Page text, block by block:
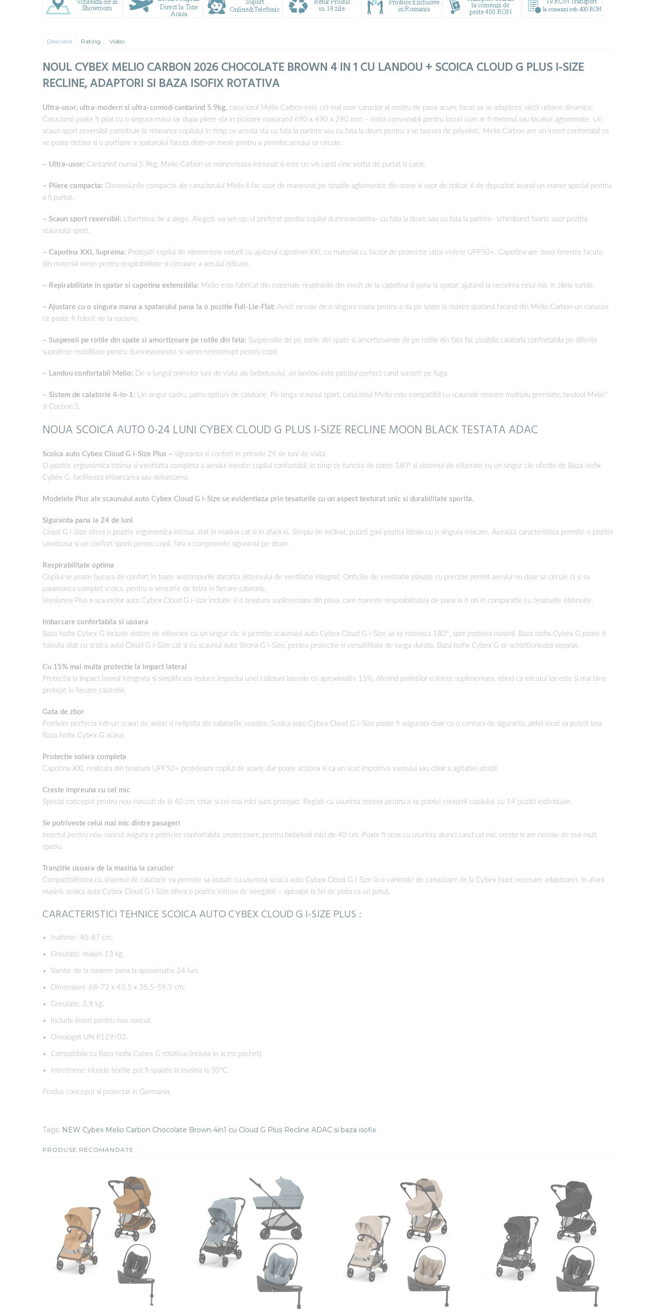
Descriere Rating Video
NOUL CYBEX MELIO CARBON 2026 CHOCOLATE BROWN 4 IN 1 CU LANDOU + SCOICA CLOUD G PLUS I-SIZE
RECLINE, ADAPTORI SI BAZA ISOFIX ROTATIVA
Ultra-usor, ultra-modern si ultra-comod-cantarind 5.9kg, caruciorul Melio Carbon este cel mai usor carucior al nostru de pana acum, facut sa se adapteze vietii urbane dinamice.
Caruciorul poate fi pliat cu o singura mana iar dupa pliere sta in picioare masurand 690 x 490 x 290 mm – extra convenabil pentru locuri cum ar fi metroul sau localuri aglomerate. Un
scaun sport reversibil contribuie la relaxarea copilului in timp ce acesta sta cu fata la parinte sau cu fata la drum pentru a se bucura de privelisti. Melio Carbon are un insert confortabil ce
se poate detasa si o portiune a spatarului facuta dintr-un mesh pentru a permite aerului sa circule.
– Ultra-usor: Cantarind numai 5.9kg, Melio Carbon se manevreaza minunat si este un vis cand vine vorba de purtat si carat.
– Pliere compacta: Dimensiunile compacte ale caruciorului Melio il fac usor de manevrat pe strazile aglomerate din orase si usor de ridicat si de depozitat avand un maner special pentru
a fi purtat.
– Scaun sport reversibil: Libertatea de a alege. Alegeti-va set-up-ul preferat pentru copilul dumneavoastra- cu fata la drum sau cu fata la parinte- schimband foarte usor pozitia
scaunului sport.
– Capotina XXL Suprema: Protejati copilul de elementele naturii cu ajutorul capotinei XXL cu material cu factor de protectie ultra violete UPF50+. Capotina are doua ferestre facute
din material mesh pentru respirabilitate si circulare a aerului ridicate.
– Repirabilitate in spatar si capotina extensibila: Melio este fabricat din materiale respirabile din mesh de la capotina si pana la spatar, ajutand la racorirea celui mic in zilele toride.
– Ajustare cu o singura mana a spatarului pana la o pozitie Full-Lie-Flat: Aveti nevoie de o singura mana pentru a da pe spate la maxim spatarul facand din Melio Carbon un carucior
ce poate fi folosit de la nastere.
– Suspensii pe rotile din spate si amortizoare pe rotile din fata: Suspensiile de pe rotile din spate si amortizoarele de pe rotile din fata fac posibila calatoria confortabila pe diferite
suprafete-mobilitate pentru dumneavoastra si somn neintrerupt pentru copil.
– Landou confortabil Melio: De-a lungul primelor luni de viata ale bebelusului, un landou este patutul perfect cand sunteti pe fuga.
– Sistem de calatorie 4-in-1: Un singur cadru, patru optiuni de calatorie. Pe langa scaunul sport, caruciorul Melio este compatibil cu scaunele noastre multiplu premiate, landoul Melio*
si Cocoon S.
NOUA SCOICA AUTO 0-24 LUNI CYBEX CLOUD G PLUS I-SIZE RECLINE MOON BLACK TESTATA ADAC
Scoica auto Cybex Cloud G i-Size Plus – siguranta si confort in primele 24 de luni de viata.
O pozitie ergonomica intinsa si ventilatia completa a aerului mentin copilul confortabil, in timp ce functia de rotire 180° si sistemul de eliberare cu un singur clic oferite de Baza Isofix
Cybex G, faciliteaza imbarcarea sau debarcarea.
Modelele Plus ale scaunului auto Cybex Cloud G i-Size se evidentiaza prin tesaturile cu un aspect texturat unic si durabilitate sporita.
Siguranta pana la 24 de luni
Cloud G i-Size ofera o pozitie ergonomica intinsa, atat in masina cat si in afara ei. Simplu de inclinat, puteti gasi pozitia ideala cu o singura miscare. Aceasta caracteristica permite o pozitie
sanatoasa si un confort sporit pentru copil, fara a compromite siguranta pe drum.
Respirabilitate optima
Copilul se poate bucura de confort in toate anotimpurile datorita sistemului de ventilatie integrat. Orificiile de ventilatie plasate cu precizie permit aerului nu doar sa circule ci si sa
paraseasca complet scoica, pentru o senzatie de briza in fiecare calatorie.
Versiunea Plus a scaunelor auto Cybex Cloud G i-size include si o tesatura suplimentara din plasa, care mareste respirabilitatea de pana la 6 ori in comparatie cu tesaturile obisnuite.
Imbarcare confortabila si usoara
Baza Isofix Cybex G include sistem de eliberare cu un singur clic si permite scaunului auto Cybex Cloud G i-Size sa se roteasca 180°, spre portiera masinii. Baza Isofix Cybex G poate fi
folosita atat cu scoica auto Cloud G i-Size cat si cu scaunul auto Sirona G i-Size, pentru protectie si versatilitate de lunga durata. Baza Isofix Cybex G se achizitioneaza separat.
Cu 15% mai multa protectie la impact lateral
Protectia la impact lateral integrata si simplificata reduce impactul unei coliziuni laterale cu aproximativ 15%, oferind parintilor o liniste suplimentara, stiind ca micutul lor este si mai bine
protejat in fiecare calatorie.
Gata de zbor
Potrivire perfecta intr-un scaun de avion si nelipsita din calatoriile voastre. Scoica auto Cybex Cloud G i-Size poate fi asigurata doar cu o centura de siguranta, altfel incat sa puteti lasa
Baza Isofix Cybex G acasa.
Protectie solara completa
Capotina XXL realizata din tesatura UPF50+ protejeaza copilul de soare, dar poate actiona si ca un scut impotriva vantului sau chiar a agitatiei strazii.
Creste impreuna cu cel mic
Special conceput pentru nou-nascuti de la 40 cm, chiar si cei mai mici sunt protejati. Reglati cu usurinta tetiera pentru a se potrivi cresterii copilului, cu 14 pozitii individuale.
Se potriveste celui mai mic dintre pasageri
Insertul pentru nou-nascut asigura o potrivire confortabila, protectoare, pentru bebelusii mici de 40 cm. Poate fi scos cu usurinta atunci cand cel mic creste si are nevoie de mai mult
spatiu.
Tranzitie usoara de la masina la carucior
Compatibilitatea cu sistemul de calatorie va permite sa atasati cu usurinta scoica auto Cybex Cloud G i-Size la o varietate de carucioare de la Cybex (sunt necesare adaptoare). In afara
masinii, scoica auto Cybex Cloud G i-Size ofera o pozitie intinsa de neegalat – aproape la fel de plata ca un patut.
CARACTERISTICI TEHNICE SCOICA AUTO CYBEX CLOUD G I-SIZE PLUS :
Inaltime: 40-87 cm.
Greutate: maxim 13 kg.
Varsta: de la nastere pana la aproximativ 24 luni
Dimensiuni: 68-72 x 43.5 x 35.5-59.5 cm.
Greutate: 3.9 kg.
Include insert pentru nou nascut.
Omologat UN R129/03.
Compatibila cu Baza Isofix Cybex G rotativa.(inclusa in acest pachet)
Intretinere: Husele textile pot fi spalate la masina la 30°C.
Produs conceput si proiectat in Germania.
Tags: NEW Cybex Melio Carbon Chocolate Brown 4in1 cu Cloud G Plus Recline ADAC si baza isofix
PRODUSE RECOMANDATE